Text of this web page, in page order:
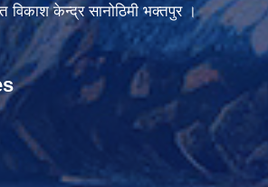
विकाश केन्द्र सानोठिमी भक्तपुर ।